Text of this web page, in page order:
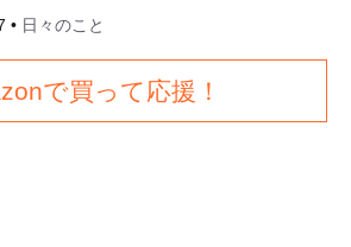
• 日々のこと
で買って応援！